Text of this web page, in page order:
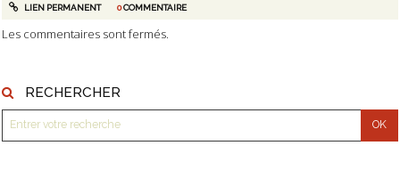
LIEN PERMANENT 0COMMENTAIRE
Les commentaires sont fermés.
RECHERCHER